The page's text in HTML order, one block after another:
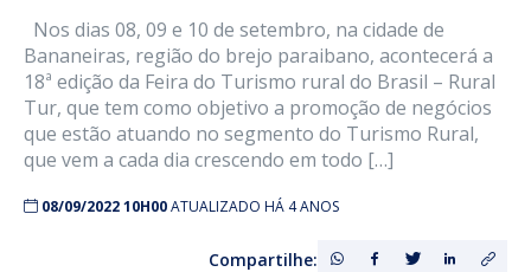
Nos dias 08, 09 e 10 de setembro, na cidade de
Bananeiras, região do brejo paraibano, acontecerá a
18ª edição da Feira do Turismo rural do Brasil – Rural
Tur, que tem como objetivo a promoção de negócios
que estão atuando no segmento do Turismo Rural,
que vem a cada dia crescendo em todo […]
08/09/2022 10H00ATUALIZADO HÁ 4 ANOS
Compartilhe: